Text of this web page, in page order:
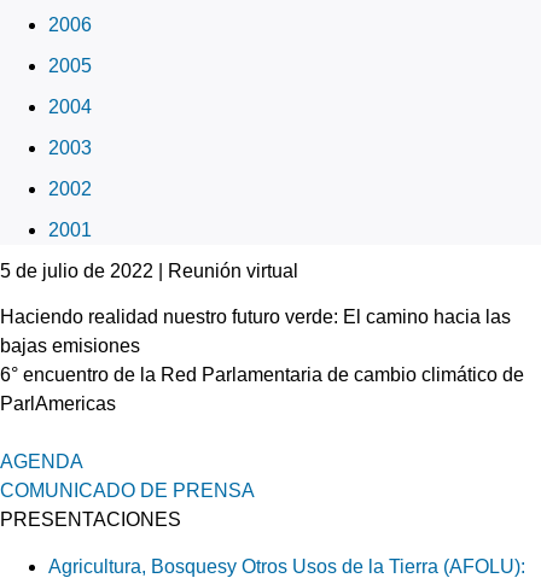
2006
2005
2004
2003
2002
2001
5 de julio de 2022 | Reunión virtual
Haciendo realidad nuestro futuro verde: El camino hacia las
bajas emisiones
6° encuentro de la Red Parlamentaria de cambio climático de
ParlAmericas
AGENDA
COMUNICADO DE PRENSA
PRESENTACIONES
Agricultura, Bosquesy Otros Usos de la Tierra (AFOLU):